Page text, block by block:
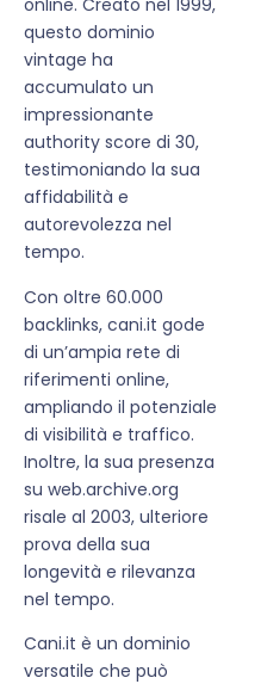
online. Creato nel 1999,
questo dominio
vintage ha
accumulato un
impressionante
authority score di 30,
testimoniando la sua
affidabilità e
autorevolezza nel
tempo.
Con oltre 60.000
backlinks, cani.it gode
di un’ampia rete di
riferimenti online,
ampliando il potenziale
di visibilità e traffico.
Inoltre, la sua presenza
su web.archive.org
risale al 2003, ulteriore
prova della sua
longevità e rilevanza
nel tempo.
Cani.it è un dominio
versatile che può